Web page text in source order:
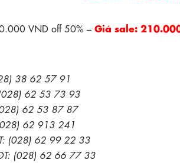
VND off 50% – Giá sale:
38 62 57 91
(028) 62 53 73 93
62 53 87 87
62 913 241
(028) 62 99 22 33
(028) 62 66 77 33